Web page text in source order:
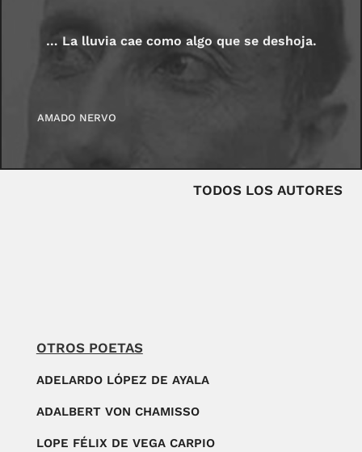
… La lluvia cae como algo que se deshoja.
AMADO NERVO
TODOS LOS AUTORES
OTROS POETAS
ADELARDO LÓPEZ DE AYALA
ADALBERT VON CHAMISSO
LOPE FÉLIX DE VEGA CARPIO